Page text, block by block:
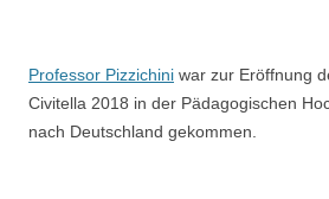
Professor Pizzichini war zur Eröffnung
Civitella 2018 in der Pädagogischen
nach Deutschland gekommen.